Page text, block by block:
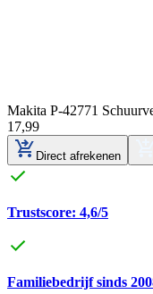
Makita P-42771
17,99
Direct afrekenen
Trustscore: 4,6/5
Familiebedrijf sinds